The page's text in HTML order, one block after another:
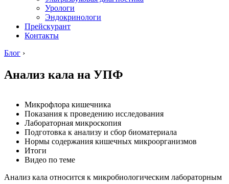
Урологи
Эндокринологи
Прейскурант
Контакты
Блог ›
Анализ кала на УПФ
Микрофлора кишечника
Показания к проведению исследования
Лабораторная микроскопия
Подготовка к анализу и сбор биоматериала
Нормы содержания кишечных микроорганизмов
Итоги
Видео по теме
Анализ кала относится к микробиологическим лабораторным